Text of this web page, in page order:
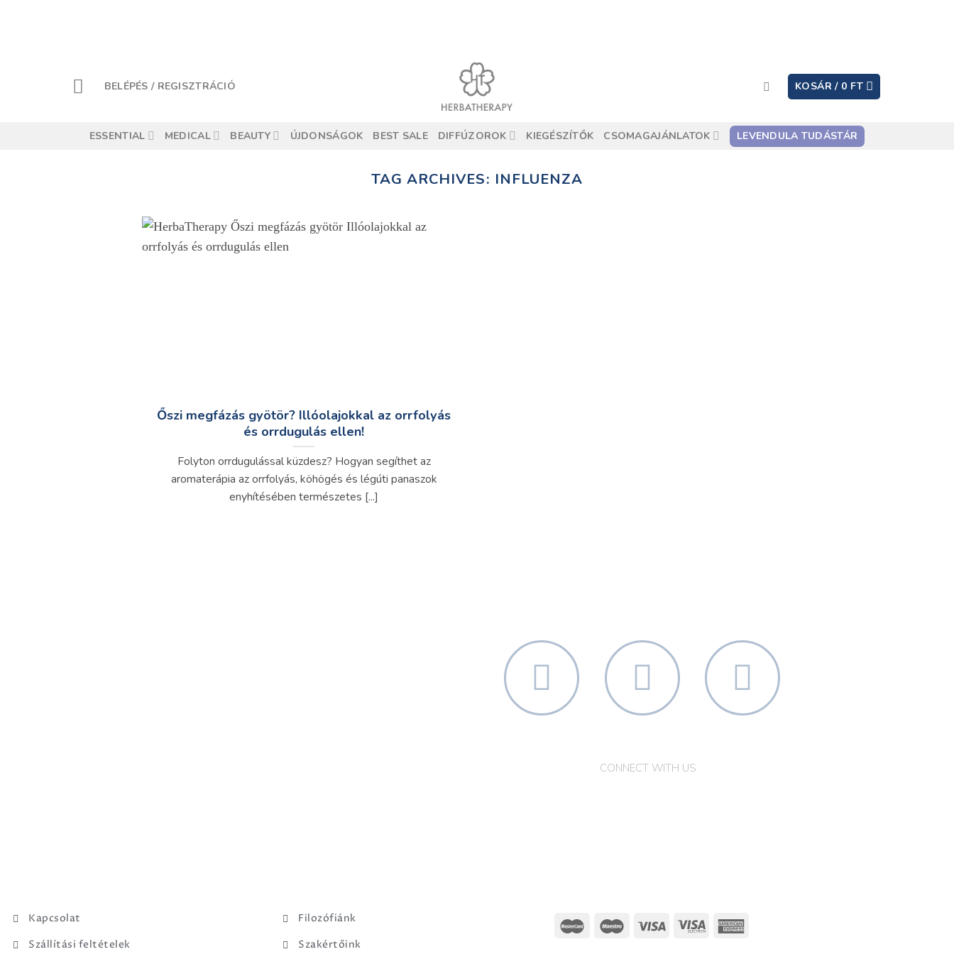
BELÉPÉS / REGISZTRÁCIÓ KOSÁR / 0 FT
ESSENTIAL MEDICAL BEAUTY ÚJDONSÁGOK BEST SALE DIFFÚZOROK KIEGÉSZÍTŐK CSOMAGAJÁNLATOK LEVENDULA TUDÁSTÁR
TAG ARCHIVES: INFLUENZA
Őszi megfázás gyötör? Illóolajokkal az orrfolyás
és orrdugulás ellen!
Folyton orrdugulással küzdesz? Hogyan segíthet az
aromaterápia az orrfolyás, köhögés és légúti panaszok
enyhítésében természetes [...]
CONNECT WITH US
Kapcsolat
Szállítási feltételek
Filozófiánk
Szakértőink